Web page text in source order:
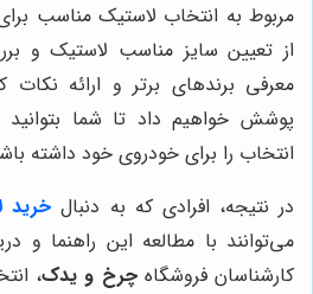
مربوط به انتخاب لاستیک مناسب
از تعیین سایز مناسب لاستیک و
معرفی برندهای برتر و ارائه
پوشش خواهیم داد تا شما بتوانید
انتخاب را برای خودروی خود داشته
در نتیجه، افرادی که به دنبال خرید
می‌توانند با مطالعه این راهنما و
کارشناسان فروشگاهچرخ و یدک،